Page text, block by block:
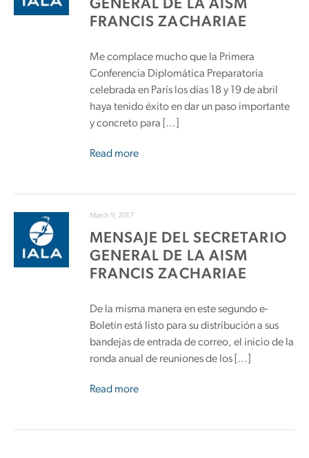
GENERAL DE LA AISM
FRANCIS ZACHARIAE
Me complace mucho que la Primera
Conferencia Diplomática Preparatoria
celebrada en París los días 18 y 19 de abril
haya tenido éxito en dar un paso importante
y concreto para […]
Read more
March 9, 2017
MENSAJE DEL SECRETARIO
GENERAL DE LA AISM
FRANCIS ZACHARIAE
De la misma manera en este segundo e-
Boletín está listo para su distribución a sus
bandejas de entrada de correo, el inicio de la
ronda anual de reuniones de los […]
Read more